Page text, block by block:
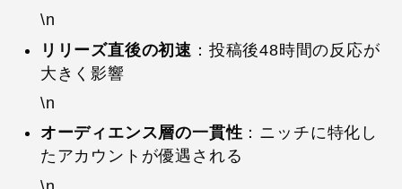
\n
リリーズ直後の初速 ：投稿後48時間の反応が
大きく影響
\n
オーディエンス層の一貫性 ：ニッチに特化し
たアカウントが優遇される